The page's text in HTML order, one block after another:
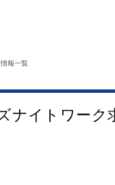
は？
報一覧
ナイトワーク
木
仲町
町田